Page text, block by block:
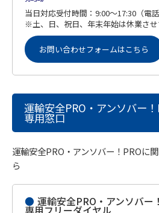
当日対応受付時間：9:00～17:30（電
※土、日、祝日、年末年始は休業させ
お問い合わせフォームはこちら
運輸安全PRO・アンソバー！
専用窓口
運輸安全PRO・アンソバー！PROに
ら
● 運輸安全PRO・アンソバー